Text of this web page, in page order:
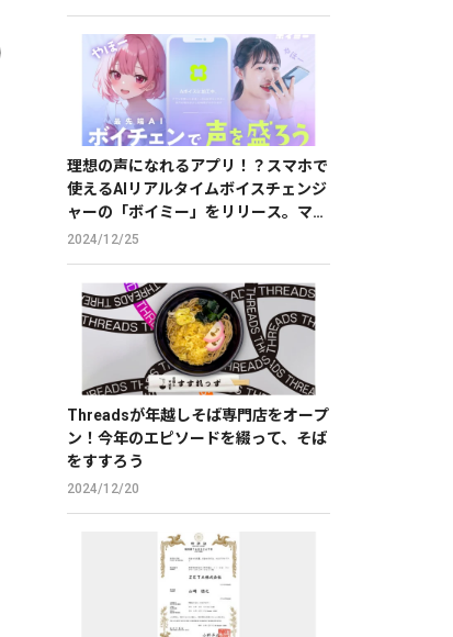
理想の声になれるアプリ！？スマホで
使えるAIリアルタイムボイスチェンジ
ャーの「ボイミー」をリリース。マイ
クに向かって喋るだけで、誰でも萌え
2024/12/25
Threadsが年越しそば専門店をオープ
ン！今年のエピソードを綴って、そば
をすすろう
2024/12/20